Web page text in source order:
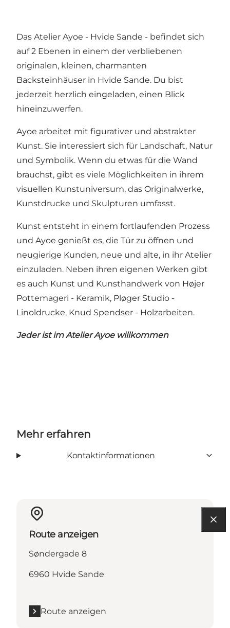
Das Atelier Ayoe - Hvide Sande - befindet sich
auf 2 Ebenen in einem der verbliebenen
originalen, kleinen, charmanten
Backsteinhäuser in Hvide Sande. Du bist
jederzeit herzlich eingeladen, einen Blick
hineinzuwerfen.
Ayoe arbeitet mit figurativer und abstrakter
Kunst. Sie interessiert sich für Landschaft, Natur
und Symbolik. Wenn du etwas für die Wand
brauchst, gibt es viele Möglichkeiten in ihrem
visuellen Kunstuniversum, das Originalwerke,
Kunstdrucke und Skulpturen umfasst.
Kunst entsteht in einem fortlaufenden Prozess
und Ayoe genießt es, die Tür zu öffnen und
neugierige Kunden, neue und alte, in ihr Atelier
einzuladen. Neben ihren eigenen Werken gibt
es auch Kunst und Kunsthandwerk von Højer
Pottemageri - Keramik, Pløger Studio -
Linoldrucke, Knud Spendser - Holzarbeiten.
Jeder ist im Atelier Ayoe willkommen
Mehr erfahren
Kontaktinformationen
Route anzeigen
Søndergade 8
6960 Hvide Sande
Route anzeigen